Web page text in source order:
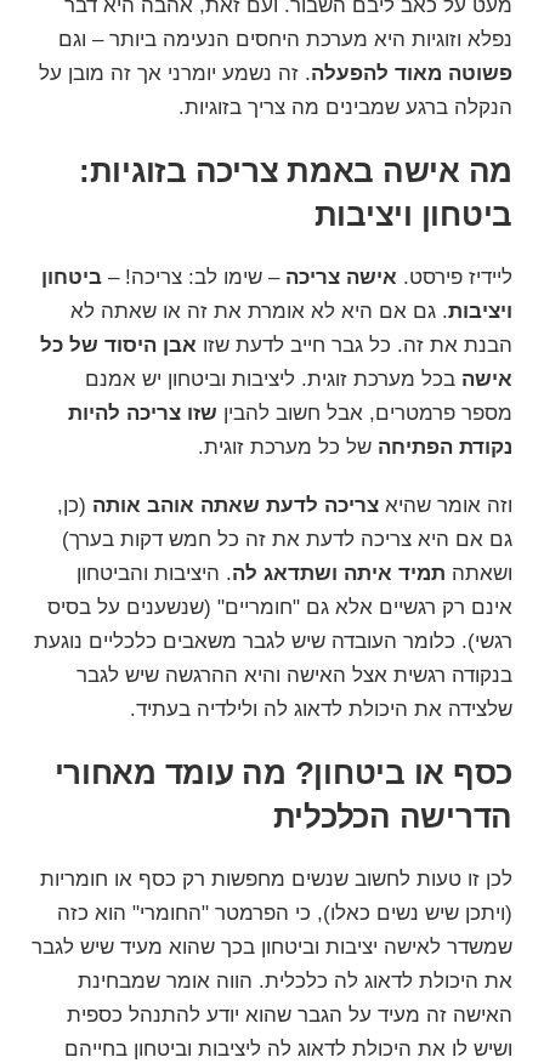
מעט על כאב ליבם השבור. ועם זאת, אהבה היא דבר
נפלא וזוגיות היא מערכת היחסים הנעימה ביותר – וגם
פשוטה מאוד להפעלה. זה נשמע יומרני אך זה מובן על
הנקלה ברגע שמבינים מה צריך בזוגיות.
מה אישה באמת צריכה בזוגיות:
ביטחון ויציבות
ליידיז פירסט. אישה צריכה – שימו לב: צריכה! – ביטחון
ויציבות. גם אם היא לא אומרת את זה או שאתה לא
הבנת את זה. כל גבר חייב לדעת שזו אבן היסוד של כל
אישה בכל מערכת זוגית. ליציבות וביטחון יש אמנם
מספר פרמטרים, אבל חשוב להבין שזו צריכה להיות
נקודת הפתיחה של כל מערכת זוגית.
וזה אומר שהיא צריכה לדעת שאתה אוהב אותה (כן,
גם אם היא צריכה לדעת את זה כל חמש דקות בערך)
ושאתה תמיד איתה ושתדאג לה. היציבות והביטחון
אינם רק רגשיים אלא גם "חומריים" (שנשענים על בסיס
רגשי). כלומר העובדה שיש לגבר משאבים כלכליים נוגעת
בנקודה רגשית אצל האישה והיא ההרגשה שיש לגבר
שלצידה את היכולת לדאוג לה ולילדיה בעתיד.
כסף או ביטחון? מה עומד מאחורי
הדרישה הכלכלית
לכן זו טעות לחשוב שנשים מחפשות רק כסף או חומריות
(ויתכן שיש נשים כאלו), כי הפרמטר "החומרי" הוא כזה
שמשדר לאישה יציבות וביטחון בכך שהוא מעיד שיש לגבר
את היכולת לדאוג לה כלכלית. הווה אומר שמבחינת
האישה זה מעיד על הגבר שהוא יודע להתנהל כספית
ושיש לו את היכולת לדאוג לה ליציבות וביטחון בחייהם